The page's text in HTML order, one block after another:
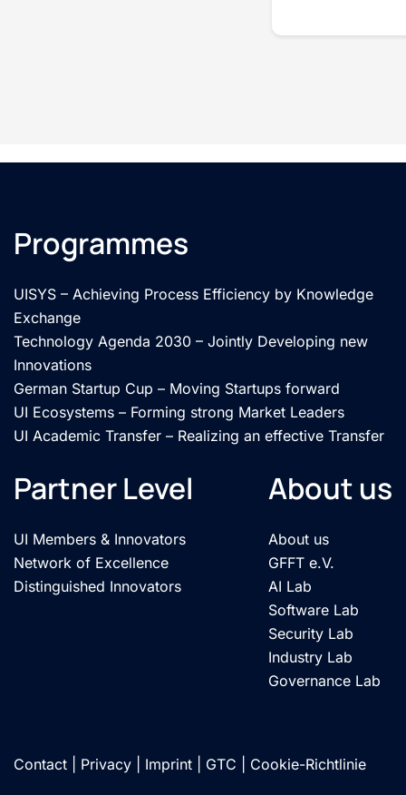
Programmes
UISYS – Achieving Process Efficiency by Knowledge
Exchange
Technology Agenda 2030 – Jointly Developing new
Innovations
German Startup Cup – Moving Startups forward
UI Ecosystems – Forming strong Market Leaders
UI Academic Transfer – Realizing an effective Transfer
Partner Level
UI Members & Innovators
Network of Excellence
Distinguished Innovators
About us
About us
GFFT e.V.
AI Lab
Software Lab
Security Lab
Industry Lab
Governance Lab
Contact Privacy Imprint GTC Cookie-Richtlinie